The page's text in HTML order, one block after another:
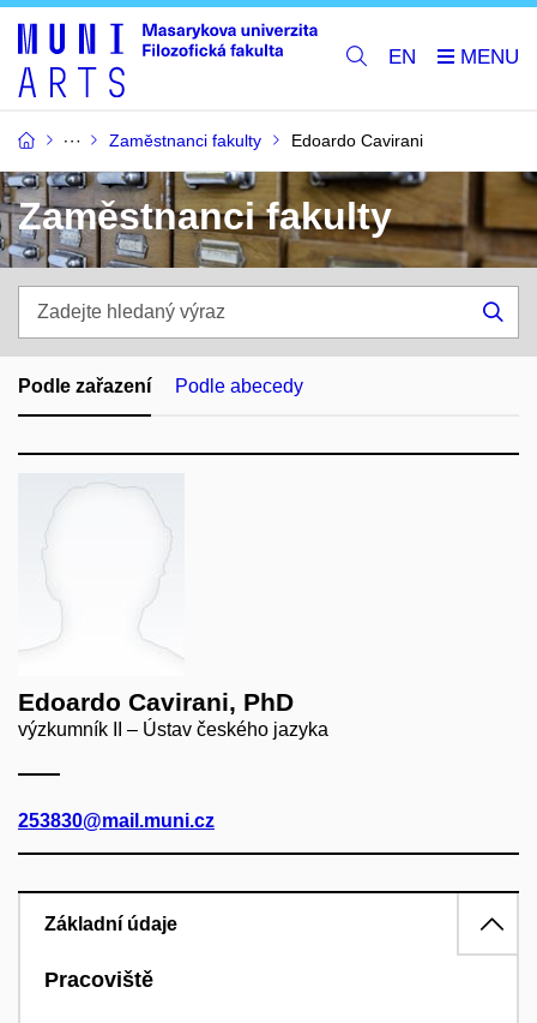
EN
Zaměstnanci fakulty Edoardo Cavirani
Zaměstnanci fakulty
hledaný
výraz
Podle zařazení Podle abecedy
Edoardo Cavirani, PhD
výzkumník II – Ústav českého jazyka
253830@mail.muni.cz
Základní údaje
Pracoviště